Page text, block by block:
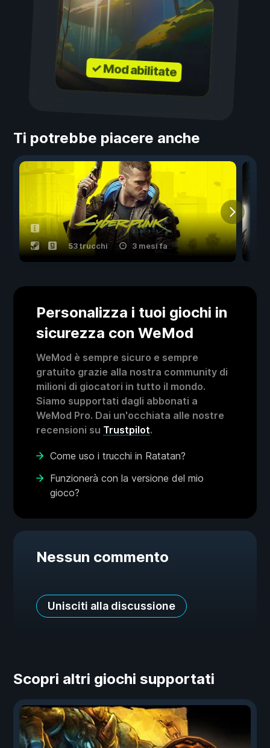
✓ Mod abilitate
Ti potrebbe piacere anche
53 trucchi 3 mesi fa
Personalizza i tuoi giochi in
sicurezza con WeMod
WeMod è sempre sicuro e sempre
gratuito grazie alla nostra community di
milioni di giocatori in tutto il mondo.
Siamo supportati dagli abbonati a
WeMod Pro. Dai un'occhiata alle nostre
recensioni su Trustpilot.
Come uso i trucchi in Ratatan?
Funzionerà con la versione del mio
gioco?
Nessun commento
Unisciti alla discussione
Scopri altri giochi supportati